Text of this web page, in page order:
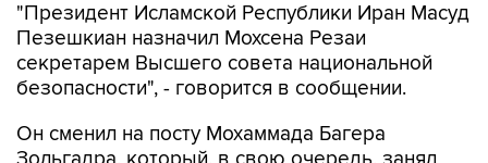
"Президент Исламской Республики Иран Масуд
Пезешкиан назначил Мохсена Резаи
секретарем Высшего совета национальной
безопасности", - говорится в сообщении.
Он сменил на посту Мохаммада Багера